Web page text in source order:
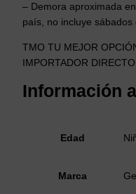
– Demora aproximada
país, no incluye sábados
TMO TU MEJOR
IMPORTADOR DIRECTO
Información
Edad
Marca